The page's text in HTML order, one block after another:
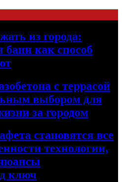
из города:
как способ
с террасой
выбором для
за городом
становятся все
технологии,
ключ